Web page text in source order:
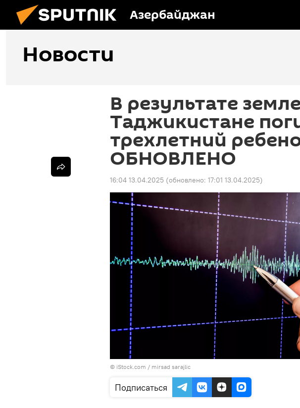
Азербайджан
Новости
В результате
Таджикистане
трехлетний
ОБНОВЛЕНО
16:04 13.04.2025 (обновлено: 17:01 13.04.2025)
© iStock.com / mirsad sarajlic
Подписаться